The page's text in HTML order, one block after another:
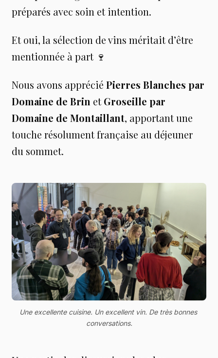
préparés avec soin et intention.
Et oui, la sélection de vins méritait d’être
mentionnée à part 🍷
Nous avons apprécié Pierres Blanches par
Domaine de Brin etGroseille par
Domaine de Montaillant, apportant une
touche résolument française au déjeuner
du sommet.
Une excellente cuisine. Un excellent vin. De très bonnes
conversations.